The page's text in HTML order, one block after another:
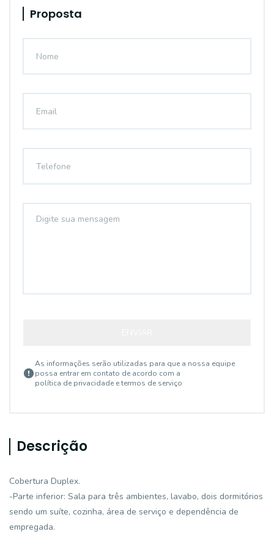
Proposta
As informações serão utilizadas para que a nossa equipe
possa entrar em contato de acordo com a
política de privacidade e termos de serviço
Descrição
Cobertura Duplex.
-Parte inferior: Sala para três ambientes, lavabo, dois dormitórios
sendo um suíte, cozinha, área de serviço e dependência de
empregada.